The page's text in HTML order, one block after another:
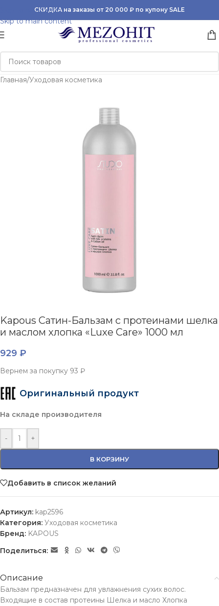
Skip to navigation
Skip to main content
СКИДКА на заказы от 20 000 ₽ по купону SALE
Главная/Уходовая косметика
Kapous Сатин-Бальзам с протеинами шелка
и маслом хлопка «Luxe Care» 1000 мл
929 ₽
Вернем за покупку 93 ₽
Оригинальный продукт
На складе производителя
- +
В КОРЗИНУ
Добавить в список желаний
Артикул: kap2596
Категория: Уходовая косметика
Бренд: KAPOUS
Поделиться:
Описание
Бальзам предназначен для увлажнения сухих волос.
Входящие в состав протеины Шелка и масло Хлопка